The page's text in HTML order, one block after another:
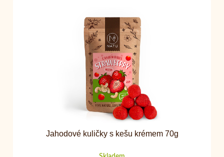
Jahodové kuličky s kešu krémem 70g